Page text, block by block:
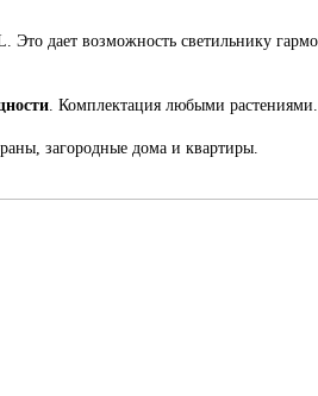
Это дает возможность светильнику
. Комплектация любыми растениями.
загородные дома и квартиры.